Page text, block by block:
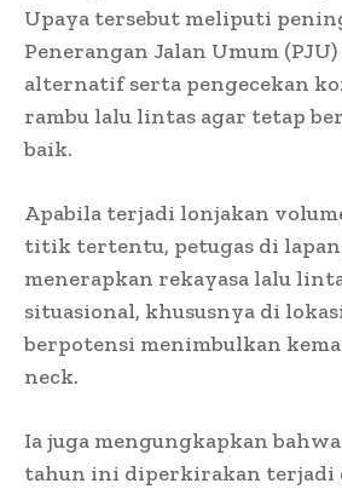
Upaya tersebut meliputi
Penerangan Jalan Umum
alternatif serta pengecekan
rambu lalu lintas agar tetap
baik.
Apabila terjadi lonjakan
titik tertentu, petugas di
menerapkan rekayasa lalu
situasional, khususnya di
berpotensi menimbulkan
neck.
Ia juga mengungkapkan
tahun ini diperkirakan terjadi